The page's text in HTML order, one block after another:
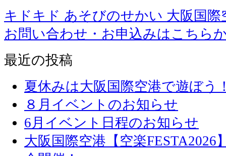
キドキド あそびのせかい 大阪国際
お問い合わせ・お申込みはこちら
最近の投稿
夏休みは大阪国際空港で遊ぼう
８月イベントのお知らせ
6月イベント日程のお知らせ
大阪国際空港【空楽